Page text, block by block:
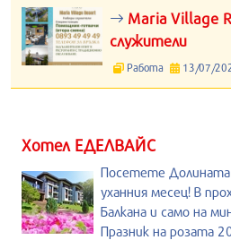
Maria Village
служители
Работа 13/07/
Хотел ЕДЕЛВАЙС
Посетете Долината
уханния месец! В
Балкана и само на
Празник на розата